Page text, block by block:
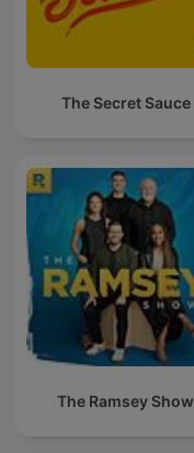
The Secret Sauce
The Ramsey Show